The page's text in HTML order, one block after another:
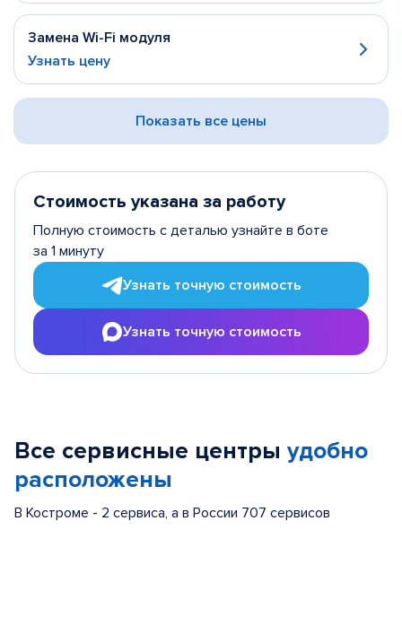
Замена Wi-Fi модуля
Узнать цену
Показать все цены
Стоимость указана за работу
Полную стоимость с деталью узнайте в боте
за 1 минуту
Узнать точную стоимость
Узнать точную стоимость
Все сервисные центры удобно
расположены
В Костроме - 2 сервиса, а в России 707 сервисов